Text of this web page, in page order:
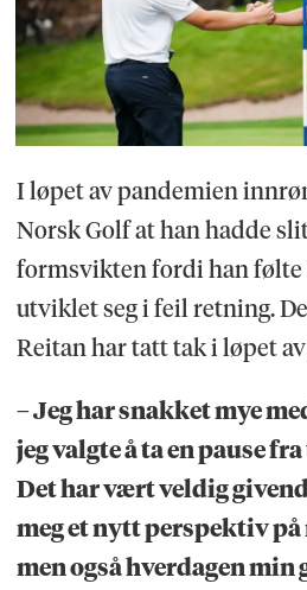
I løpet av pandemien
Norsk Golf at han hadde
formsvikten fordi han følte
utviklet seg i feil retning.
Reitan har tatt tak i løpet
– Jeg har snakket mye
jeg valgte å ta en pause
Det har vært veldig
meg et nytt perspektiv på
men også hverdagen